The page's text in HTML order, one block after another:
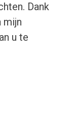
Dank
mijn
u te